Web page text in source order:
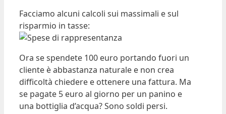
Facciamo alcuni calcoli sui massimali e sul
risparmio in tasse:
Ora se spendete 100 euro portando fuori un
cliente è abbastanza naturale e non crea
difficoltà chiedere e ottenere una fattura. Ma
se pagate 5 euro al giorno per un panino e
una bottiglia d’acqua? Sono soldi persi.